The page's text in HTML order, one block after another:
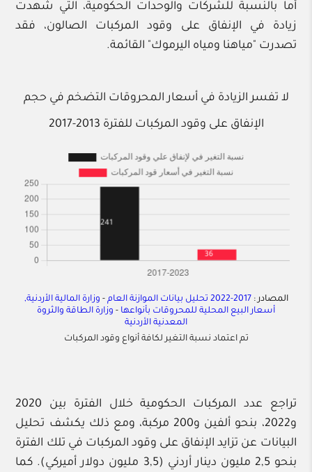
أما بالنسبة للشركات والوحدات الحكومية، التي شهدت
زيادة في الإنفاق على وقود المركبات الصالون، فقد
تصدرت "مياهنا ومياه اليرموك" القائمة.
لا تفسر الزيادة في أسعار المحروقات التضخم في حجم
الإنفاق على وقود المركبات للفترة 2013-2017
المصادر :2017-2022 تحليل بيانات الموازنة العام - وزارة المالية الأردنية,
أسعار البيع المحلية للمحروقات بأنواعها - وزارة الطاقة والثروة
المعدنية الأردنية
تم اعتماد نسبة التغير لكافة أنواع وقود المركبات
تراجع عدد المركبات الحكومية خلال الفترة بين 2020
و2022، بنحو ألفين و200 مركبة، ومع ذلك يكشف تحليل
البيانات عن تزايد الإنفاق على وقود المركبات في تلك الفترة
بنحو 2,5 مليون دينار أردني (3,5 مليون دولار أميركي). كما